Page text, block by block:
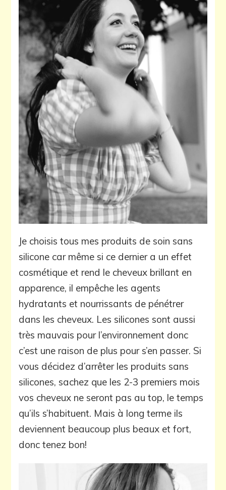
Je choisis tous mes produits de soin sans
silicone car même si ce dernier a un effet
cosmétique et rend le cheveux brillant en
apparence, il empêche les agents
hydratants et nourrissants de pénétrer
dans les cheveux. Les silicones sont aussi
très mauvais pour l’environnement donc
c’est une raison de plus pour s’en passer. Si
vous décidez d’arrêter les produits sans
silicones, sachez que les 2-3 premiers mois
vos cheveux ne seront pas au top, le temps
qu’ils s’habituent. Mais à long terme ils
deviennent beaucoup plus beaux et fort,
donc tenez bon!